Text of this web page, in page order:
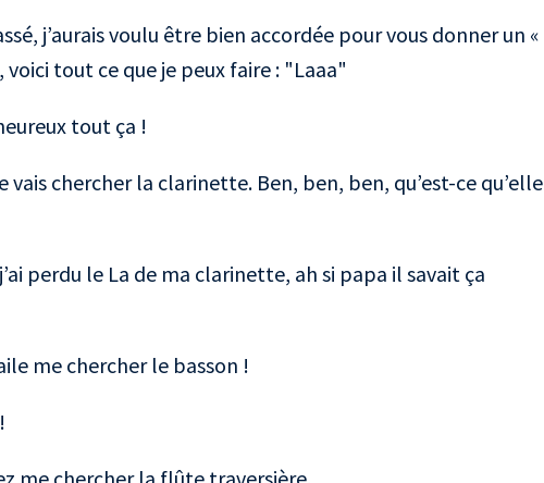
j’aurais voulu être bien accordée pour vous donner un «
voici tout ce que je peux faire : "Laaa"
tout ça !
vais chercher la clarinette. Ben, ben, ben, qu’est-ce qu’elle
perdu le La de ma clarinette, ah si papa il savait ça
me chercher le basson !